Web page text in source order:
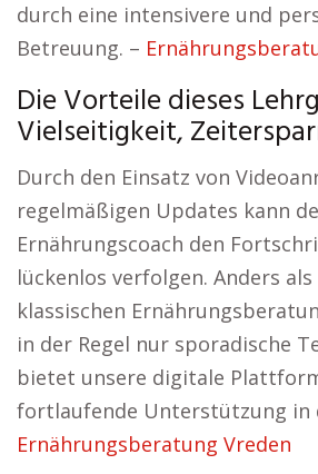
durch eine intensivere und
Betreuung. –
Die Vorteile dieses
Vielseitigkeit,
Durch den Einsatz von
regelmäßigen Updates kann
Ernährungscoach den
lückenlos verfolgen. Anders
klassischen
in der Regel nur sporadische
bietet unsere digitale
fortlaufende Unterstützung in
Ernährungsberatung Vreden